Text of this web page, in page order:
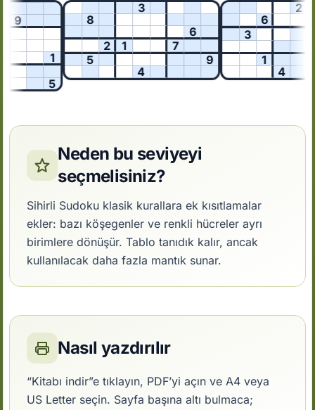
9
5
3
8
6
7
5
9
4
2
6
3
4
Neden bu seviyeyi
seçmelisiniz?
Sihirli Sudoku klasik kurallara ek kısıtlamalar
ekler: bazı köşegenler ve renkli hücreler ayrı
birimlere dönüşür. Tablo tanıdık kalır, ancak
kullanılacak daha fazla mantık sunar.
Nasıl yazdırılır
“Kitabı indir”e tıklayın, PDF’yi açın ve A4 veya
US Letter seçin. Sayfa başına altı bulmaca;